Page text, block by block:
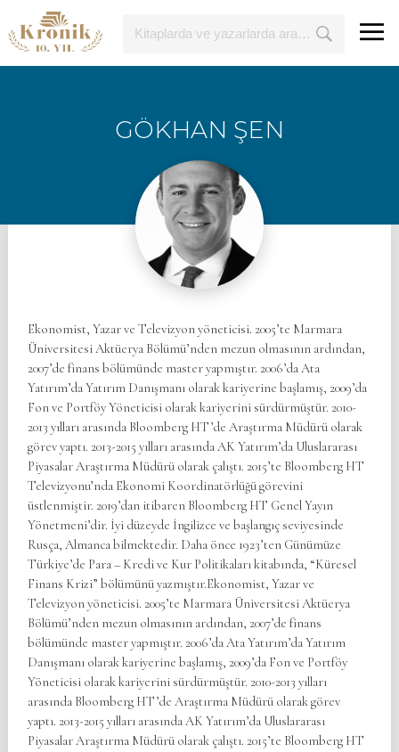
GÖKHAN ŞEN
Ekonomist, Yazar ve Televizyon yöneticisi. 2005’te Marmara
Üniversitesi Aktüerya Bölümü’nden mezun olmasının ardından,
2007’de finans bölümünde master yapmıştır. 2006’da Ata
Yatırım’da Yatırım Danışmanı olarak kariyerine başlamış, 2009’da
Fon ve Portföy Yöneticisi olarak kariyerini sürdürmüştür. 2010-
2013 yılları arasında Bloomberg HT’de Araştırma Müdürü olarak
görev yaptı. 2013-2015 yılları arasında AK Yatırım’da Uluslararası
Piyasalar Araştırma Müdürü olarak çalıştı. 2015’te Bloomberg HT
Televizyonu’nda Ekonomi Koordinatörlüğü görevini
üstlenmiştir. 2019’dan itibaren Bloomberg HT Genel Yayın
Yönetmeni’dir. İyi düzeyde İngilizce ve başlangıç seviyesinde
Rusça, Almanca bilmektedir. Daha önce 1923’ten Günümüze
Türkiye’de Para – Kredi ve Kur Politikaları kitabında, “Küresel
Finans Krizi” bölümünü yazmıştır.Ekonomist, Yazar ve
Televizyon yöneticisi. 2005’te Marmara Üniversitesi Aktüerya
Bölümü’nden mezun olmasının ardından, 2007’de finans
bölümünde master yapmıştır. 2006’da Ata Yatırım’da Yatırım
Danışmanı olarak kariyerine başlamış, 2009’da Fon ve Portföy
Yöneticisi olarak kariyerini sürdürmüştür. 2010-2013 yılları
arasında Bloomberg HT’de Araştırma Müdürü olarak görev
yaptı. 2013-2015 yılları arasında AK Yatırım’da Uluslararası
Piyasalar Araştırma Müdürü olarak çalıştı. 2015’te Bloomberg HT